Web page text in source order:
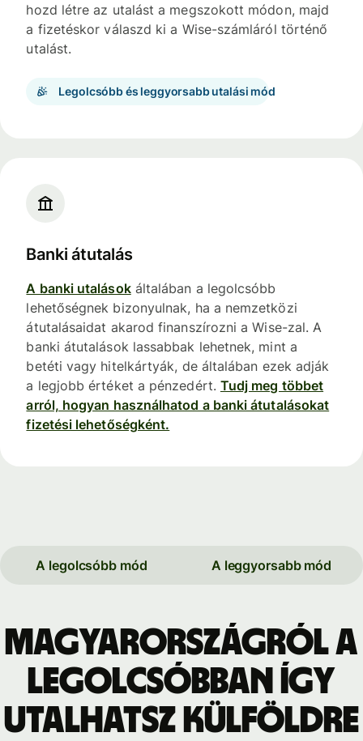
hozd létre az utalást a megszokott módon, majd
a fizetéskor válaszd ki a Wise-számláról történő
utalást.
Legolcsóbb és leggyorsabb utalási mód
Banki átutalás
A banki utalásokáltalában a legolcsóbb
lehetőségnek bizonyulnak, ha a nemzetközi
átutalásaidat akarod finanszírozni a Wise-zal. A
banki átutalások lassabbak lehetnek, mint a
betéti vagy hitelkártyák, de általában ezek adják
a legjobb értéket a pénzedért. Tudj meg többet
arról, hogyan használhatod a banki átutalásokat
fizetési lehetőségként.
A legolcsóbb mód A leggyorsabb mód
Magyarországról a
legolcsóbban így
utalhatsz külföldre